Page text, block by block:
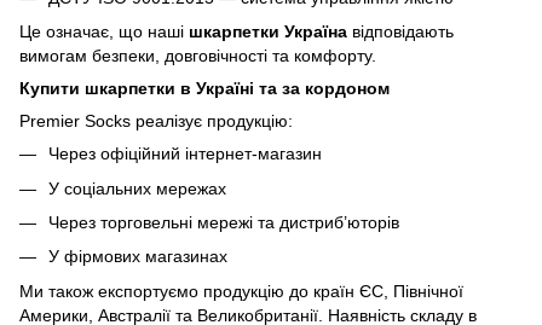
Це означає, що наші шкарпетки Україна відповідають
вимогам безпеки, довговічності та комфорту.
Купити шкарпетки в Україні та за кордоном
Premier Socks реалізує продукцію:
Через офіційний інтернет-магазин
У соціальних мережах
Через торговельні мережі та дистриб’юторів
У фірмових магазинах
Ми також експортуємо продукцію до країн ЄС, Північної
Америки, Австралії та Великобританії. Наявність складу в